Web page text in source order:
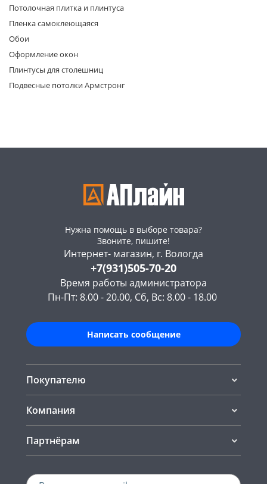
Потолочная плитка и плинтуса
Пленка самоклеющаяся
Обои
Оформление окон
Плинтусы для столешниц
Подвесные потолки Армстронг
Нужна помощь в выборе товара?
Звоните, пишите!
Интернет- магазин, г. Вологда
+7(931)505-70-20
Время работы администратора
Пн-Пт: 8.00 - 20.00, Сб, Вс: 8.00 - 18.00
Написать сообщение
Покупателю
Компания
Партнёрам